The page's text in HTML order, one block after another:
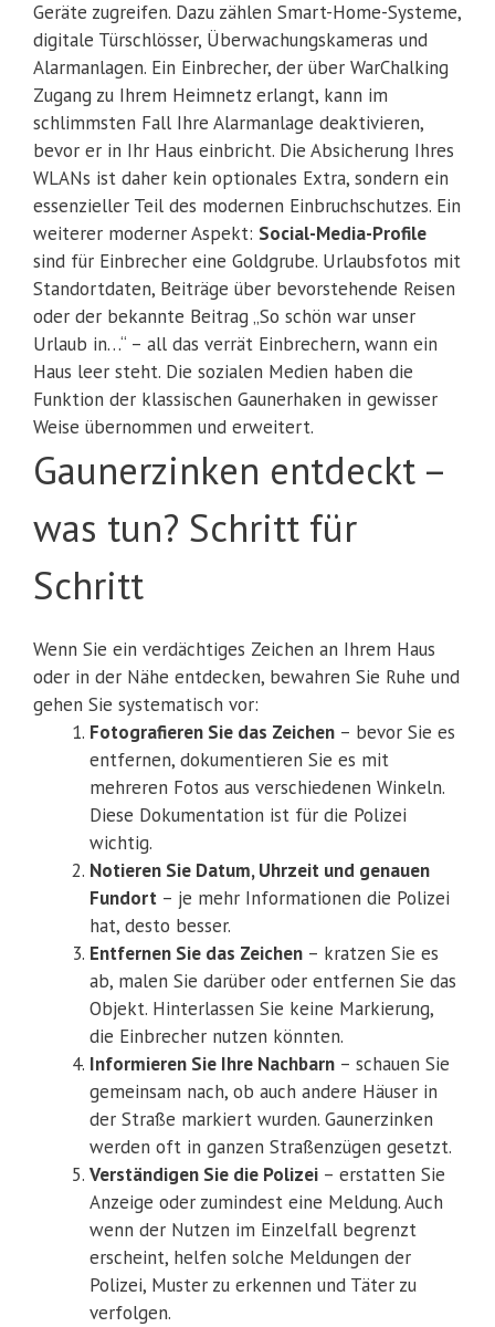
Geräte zugreifen. Dazu zählen Smart-Home-Systeme,
digitale Türschlösser, Überwachungskameras und
Alarmanlagen. Ein Einbrecher, der über WarChalking
Zugang zu Ihrem Heimnetz erlangt, kann im
schlimmsten Fall Ihre Alarmanlage deaktivieren,
bevor er in Ihr Haus einbricht. Die Absicherung Ihres
WLANs ist daher kein optionales Extra, sondern ein
essenzieller Teil des modernen Einbruchschutzes. Ein
weiterer moderner Aspekt: Social-Media-Profile
sind für Einbrecher eine Goldgrube. Urlaubsfotos mit
Standortdaten, Beiträge über bevorstehende Reisen
oder der bekannte Beitrag „So schön war unser
Urlaub in…“ – all das verrät Einbrechern, wann ein
Haus leer steht. Die sozialen Medien haben die
Funktion der klassischen Gaunerhaken in gewisser
Weise übernommen und erweitert.
Gaunerzinken entdeckt –
was tun? Schritt für
Schritt
Wenn Sie ein verdächtiges Zeichen an Ihrem Haus
oder in der Nähe entdecken, bewahren Sie Ruhe und
gehen Sie systematisch vor:
Fotografieren Sie das Zeichen – bevor Sie es
entfernen, dokumentieren Sie es mit
mehreren Fotos aus verschiedenen Winkeln.
Diese Dokumentation ist für die Polizei
wichtig.
Notieren Sie Datum, Uhrzeit und genauen
Fundort – je mehr Informationen die Polizei
hat, desto besser.
Entfernen Sie das Zeichen – kratzen Sie es
ab, malen Sie darüber oder entfernen Sie das
Objekt. Hinterlassen Sie keine Markierung,
die Einbrecher nutzen könnten.
Informieren Sie Ihre Nachbarn – schauen Sie
gemeinsam nach, ob auch andere Häuser in
der Straße markiert wurden. Gaunerzinken
werden oft in ganzen Straßenzügen gesetzt.
Verständigen Sie die Polizei – erstatten Sie
Anzeige oder zumindest eine Meldung. Auch
wenn der Nutzen im Einzelfall begrenzt
erscheint, helfen solche Meldungen der
Polizei, Muster zu erkennen und Täter zu
verfolgen.